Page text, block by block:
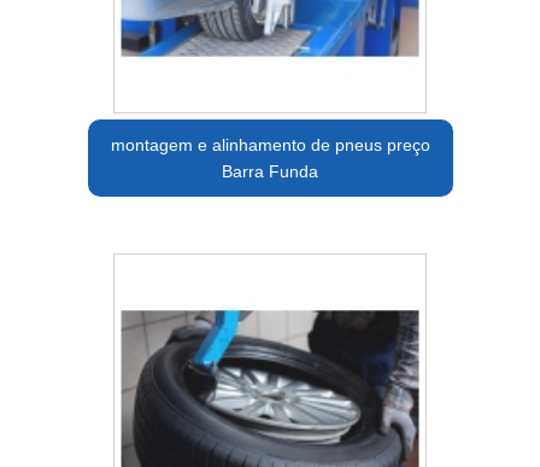
montagem e alinhamento de pneus preço
Barra Funda